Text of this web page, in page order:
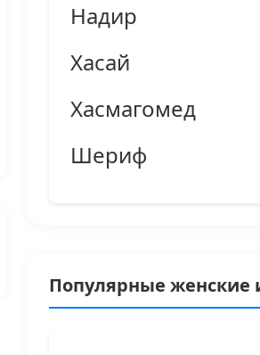
Надир
Хасай
Хасмагомед
Шериф
Популярные женские